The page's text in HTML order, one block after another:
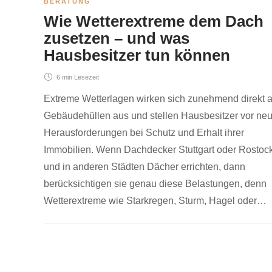
Wie Wetterextreme dem Dach
zusetzen – und was
Hausbesitzer tun können
6 min Lesezeit
Extreme Wetterlagen wirken sich zunehmend direkt
Gebäudehüllen aus und stellen Hausbesitzer vor
Herausforderungen bei Schutz und Erhalt ihrer
Immobilien. Wenn Dachdecker Stuttgart oder
und in anderen Städten Dächer errichten, dann
berücksichtigen sie genau diese Belastungen, denn
Wetterextreme wie Starkregen, Sturm, Hagel oder…